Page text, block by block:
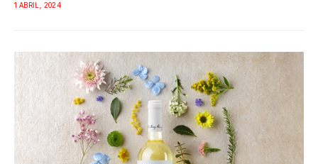
1 ABRIL, 2024